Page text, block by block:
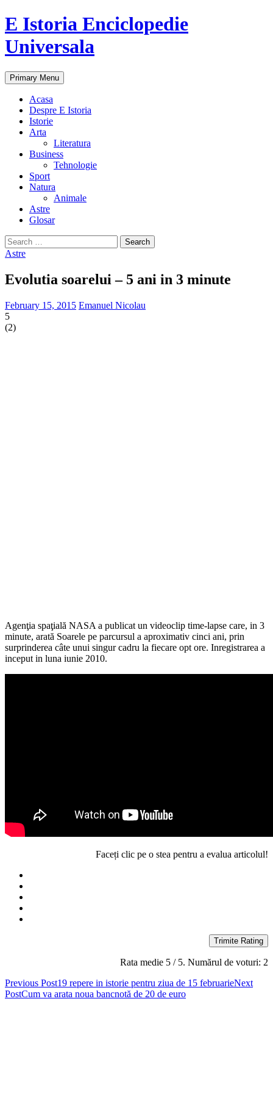
E Istoria Enciclopedie
Universala
Search
Primary Menu Skip
to
Acasa
Despre E Istoria
Istorie
Arta
Literatura
Business
Tehnologie
Sport
Natura
Animale
Astre
Glosar
Search
for:
Astre
Evolutia soarelui – 5 ani in 3 minute
February 15, 2015 Emanuel Nicolau
5
(2)
Agenţia spaţială NASA a publicat un videoclip time-lapse care, in 3
minute, arată Soarele pe parcursul a aproximativ cinci ani, prin
surprinderea câte unui singur cadru la fiecare opt ore. Inregistrarea a
inceput in luna iunie 2010.
Faceți clic pe o stea pentru a evalua articolul!
Trimite Rating
Rata medie 5 / 5. Numărul de voturi: 2
Post
navigation
Previous Post19 repere in istorie pentru ziua de 15 februarieNext
PostCum va arata noua bancnotă de 20 de euro